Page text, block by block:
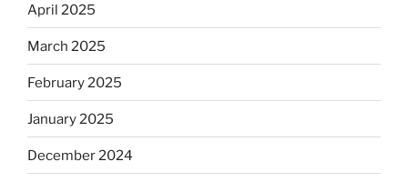
April 2025
March 2025
February 2025
January 2025
December 2024